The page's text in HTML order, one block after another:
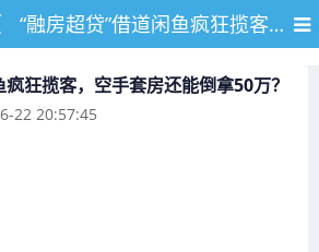
“融房超贷”借道闲鱼疯狂揽客，空手套房还能倒拿50万？
狂揽客，空手套房还能倒拿50万？
22 20:57:45